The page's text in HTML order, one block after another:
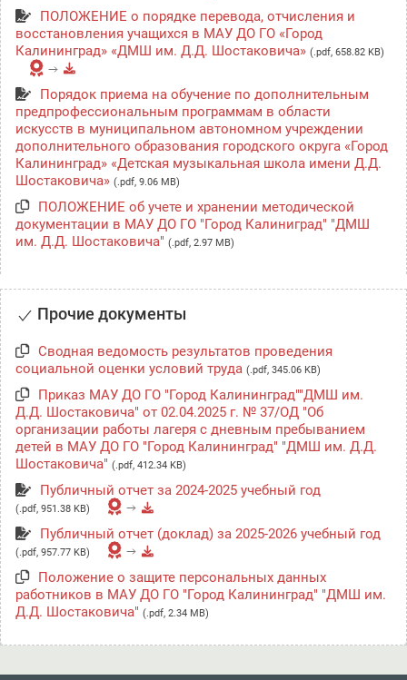
ПОЛОЖЕНИЕ о порядке перевода, отчисления и
восстановления учащихся в МАУ ДО ГО «Город
Калининград» «ДМШ им. Д.Д. Шостаковича» (.pdf, 658.82 KB)
Порядок приема на обучение по дополнительным
предпрофессиональным программам в области
искусств в муниципальном автономном учреждении
дополнительного образования городского округа «Город
Калининград» «Детская музыкальная школа имени Д.Д.
Шостаковича» (.pdf, 9.06 MB)
ПОЛОЖЕНИЕ об учете и хранении методической
документации в МАУ ДО ГО "Город Калиниград" "ДМШ
им. Д.Д. Шостаковича" (.pdf, 2.97 MB)
Прочие документы
Сводная ведомость результатов проведения
социальной оценки условий труда (.pdf, 345.06 KB)
Приказ МАУ ДО ГО "Город Калининград""ДМШ им.
Д.Д. Шостаковича" от 02.04.2025 г. № 37/ОД "Об
организации работы лагеря с дневным пребыванием
детей в МАУ ДО ГО "Город Калининград" "ДМШ им. Д.Д.
Шостаковича" (.pdf, 412.34 KB)
Публичный отчет за 2024-2025 учебный год
(.pdf, 951.38 KB)
Публичный отчет (доклад) за 2025-2026 учебный год
(.pdf, 957.77 KB)
Положение о защите персональных данных
работников в МАУ ДО ГО "Город Калининград" "ДМШ им.
Д.Д. Шостаковича" (.pdf, 2.34 MB)